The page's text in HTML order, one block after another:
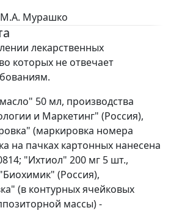
М.А. Мурашко
лекарственных
которых не отвечает
50 мл, производства
и Маркетинг" (Россия),
(маркировка номера
на пачках картонных нанесена
"Ихтиол" 200 мг 5 шт.,
(Россия),
(в контурных ячейковых
массы) -